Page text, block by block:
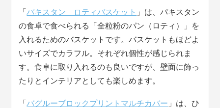
「パキスタン ロティバスケット 」は、パキスタン
の食卓で食べられる「全粒粉のパン（ロティ）」を
入れるためのバスケットです。バスケットもほどよ
いサイズでカラフル。それぞれ個性が感じられま
す。食卓に取り入れるのも良いですが、壁面に飾っ
たりとインテリアとしても楽しめます。
「バグルーブロックプリントマルチカバー 」は、ひ